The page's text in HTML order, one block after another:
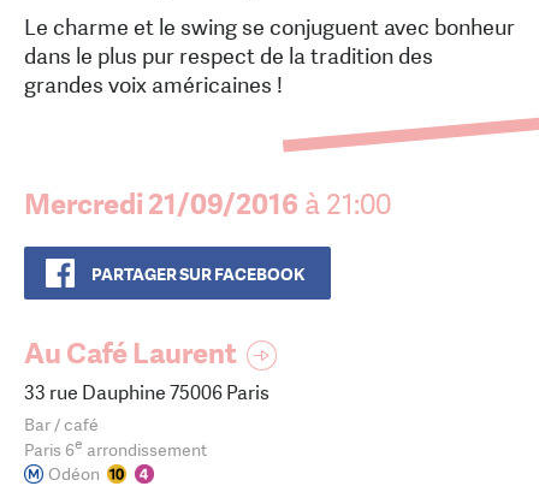
Le charme et le swing se conjuguent avec bonheur
dans le plus pur respect de la tradition des
grandes voix américaines !
Mercredi 21/09/2016 à 21:00
PARTAGER SUR FACEBOOK
Au Café Laurent
33 rue Dauphine 75006 Paris
Bar / café
Paris 6e arrondissement
Odéon